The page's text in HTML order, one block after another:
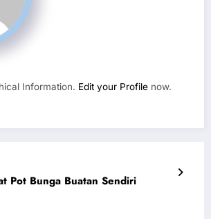
Information. Edit your Profile now.
Pot Bunga Buatan Sendiri